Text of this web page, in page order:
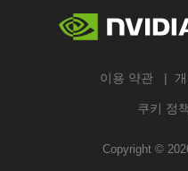
이용 약관
쿠키 정책
Copyright ©